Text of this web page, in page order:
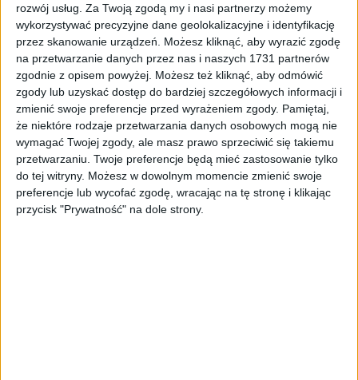
rozwój usług. Za Twoją zgodą my i nasi partnerzy możemy
wykorzystywać precyzyjne dane geolokalizacyjne i identyfikację
przez skanowanie urządzeń. Możesz kliknąć, aby wyrazić zgodę
na przetwarzanie danych przez nas i naszych 1731 partnerów
zgodnie z opisem powyżej. Możesz też kliknąć, aby odmówić
zgody lub uzyskać dostęp do bardziej szczegółowych informacji i
zmienić swoje preferencje przed wyrażeniem zgody. Pamiętaj,
że niektóre rodzaje przetwarzania danych osobowych mogą nie
wymagać Twojej zgody, ale masz prawo sprzeciwić się takiemu
przetwarzaniu. Twoje preferencje będą mieć zastosowanie tylko
do tej witryny. Możesz w dowolnym momencie zmienić swoje
preferencje lub wycofać zgodę, wracając na tę stronę i klikając
przycisk "Prywatność" na dole strony.
Surron Silnik Light bee X L1e
3 103,56 zł3 103,56zł
ZOBACZ WIĘCEJ